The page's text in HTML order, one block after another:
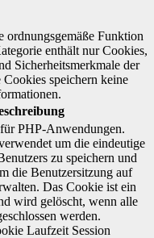
Funktion
enthält nur Cookies,
Sicherheitsmerkmale der
speichern keine
PHP-Anwendungen.
um die eindeutige
zu speichern und
die Benutzersitzung auf
Das Cookie ist ein
wird gelöscht, wenn alle
werden.
Laufzeit Session